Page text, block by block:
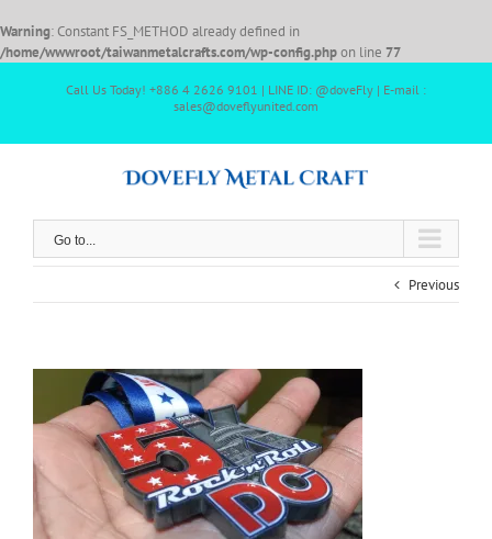
Warning: Constant FS_METHOD already defined in
/home/wwwroot/taiwanmetalcrafts.com/wp-config.phpon line 77
Call Us Today! +886 4 2626 9101 | LINE ID: @doveFly | E-mail :
sales@doveflyunited.com
Go to...
Previous